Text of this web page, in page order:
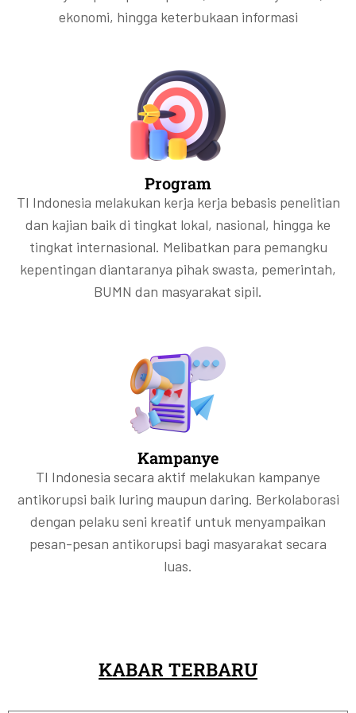
ekonomi, hingga keterbukaan informasi
Program
TI Indonesia melakukan kerja kerja bebasis penelitian
dan kajian baik di tingkat lokal, nasional, hingga ke
tingkat internasional. Melibatkan para pemangku
kepentingan diantaranya pihak swasta, pemerintah,
BUMN dan masyarakat sipil.
Kampanye
TI Indonesia secara aktif melakukan kampanye
antikorupsi baik luring maupun daring. Berkolaborasi
dengan pelaku seni kreatif untuk menyampaikan
pesan-pesan antikorupsi bagi masyarakat secara
luas.
KABAR TERBARU